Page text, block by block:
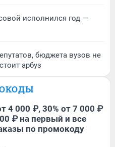
исполнился год —
бюджета вузов не
арбуз
4 000 ₽, 30% от 7 000 ₽
₽ на первый и все
по промокоду